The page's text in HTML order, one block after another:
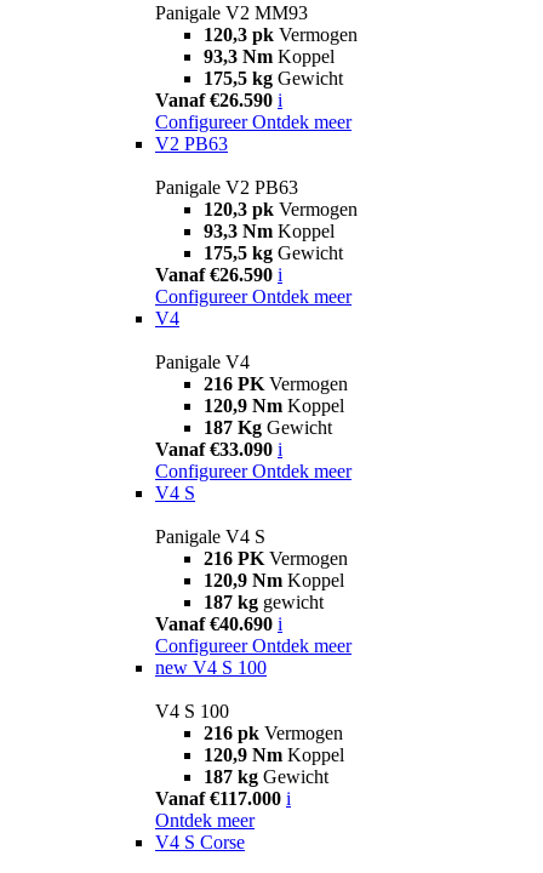
Panigale V2 MM93
120,3 pk Vermogen
93,3 Nm Koppel
175,5 kg Gewicht
Vanaf €26.590 i
Configureer Ontdek meer
V2 PB63
Panigale V2 PB63
120,3 pk Vermogen
93,3 Nm Koppel
175,5 kg Gewicht
Vanaf €26.590 i
Configureer Ontdek meer
V4
Panigale V4
216 PK Vermogen
120,9 Nm Koppel
187 Kg Gewicht
Vanaf €33.090 i
Configureer Ontdek meer
V4 S
Panigale V4 S
216 PK Vermogen
120,9 Nm Koppel
187 kg gewicht
Vanaf €40.690 i
Configureer Ontdek meer
new V4 S 100
V4 S 100
216 pk Vermogen
120,9 Nm Koppel
187 kg Gewicht
Vanaf €117.000 i
Ontdek meer
V4 S Corse